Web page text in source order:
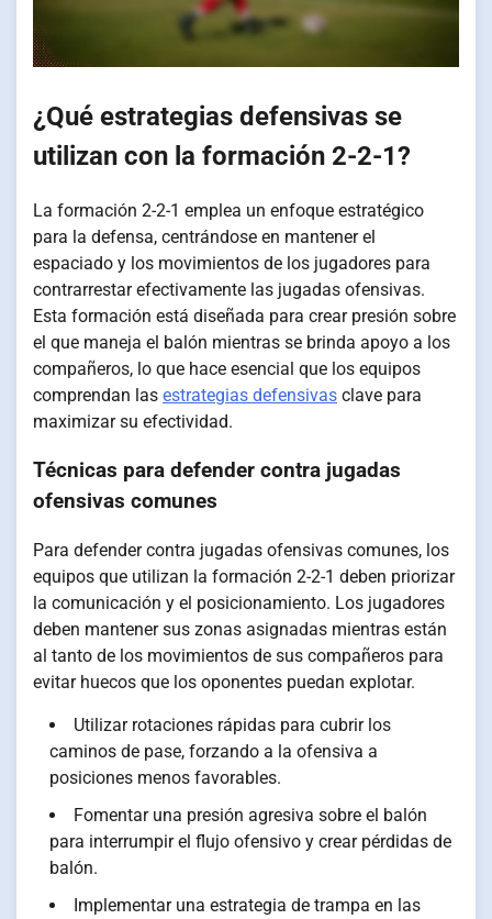
¿Qué estrategias defensivas se
utilizan con la formación 2-2-1?
La formación 2-2-1 emplea un enfoque estratégico
para la defensa, centrándose en mantener el
espaciado y los movimientos de los jugadores para
contrarrestar efectivamente las jugadas ofensivas.
Esta formación está diseñada para crear presión sobre
el que maneja el balón mientras se brinda apoyo a los
compañeros, lo que hace esencial que los equipos
comprendan las estrategias defensivas clave para
maximizar su efectividad.
Técnicas para defender contra jugadas
ofensivas comunes
Para defender contra jugadas ofensivas comunes, los
equipos que utilizan la formación 2-2-1 deben priorizar
la comunicación y el posicionamiento. Los jugadores
deben mantener sus zonas asignadas mientras están
al tanto de los movimientos de sus compañeros para
evitar huecos que los oponentes puedan explotar.
Utilizar rotaciones rápidas para cubrir los
caminos de pase, forzando a la ofensiva a
posiciones menos favorables.
Fomentar una presión agresiva sobre el balón
para interrumpir el flujo ofensivo y crear pérdidas de
balón.
Implementar una estrategia de trampa en las